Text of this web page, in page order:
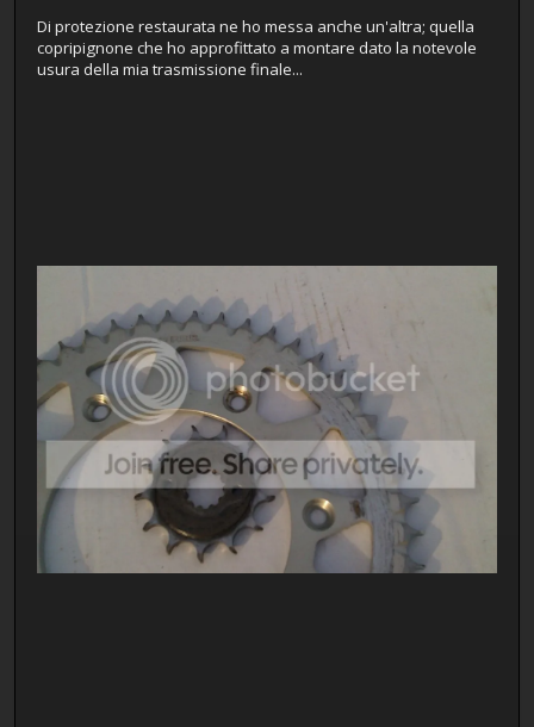
Di protezione restaurata ne ho messa anche un'altra; quella
copripignone che ho approfittato a montare dato la notevole
usura della mia trasmissione finale...